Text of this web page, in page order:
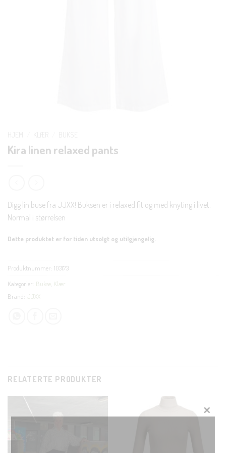
Kira linen relaxed pants
Digg lin buse fra JJXX! Buksen er i relaxed fit og med knyting i livet.
Normal i størrelsen
Dette produktet er for tiden utsolgt og utilgjengelig.
Produktnummer: 103173
Kategorier: Bukse Klær
Brand:
JJXX
RELATERTE PRODUKTER